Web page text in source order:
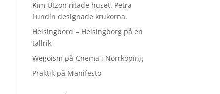
Kim Utzon ritade huset. Petra
Lundin designade krukorna.
Helsingbord – Helsingborg på en
tallrik
Wegoism på Cnema i Norrköping
Praktik på Manifesto